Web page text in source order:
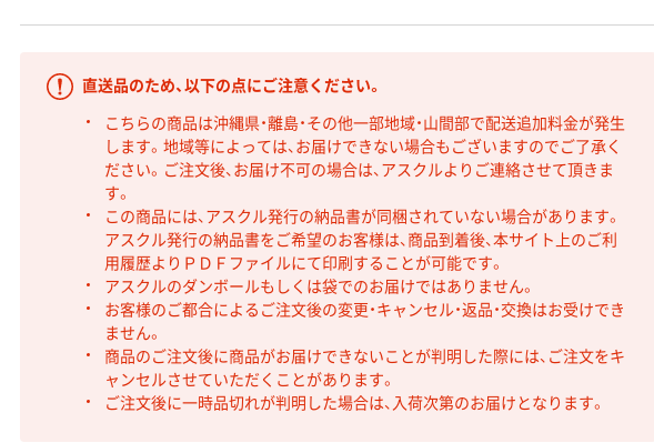
直送品のため、以下の点にご注意ください。
こちらの商品は沖縄県・離島・その他一部地域・山間部で配送追加料金が発生
します。地域等によっては、お届けできない場合もございますのでご了承く
ださい。ご注文後、お届け不可の場合は、アスクルよりご連絡させて頂きま
す。
この商品には、アスクル発行の納品書が同梱されていない場合があります。
アスクル発行の納品書をご希望のお客様は、商品到着後、本サイト上のご利
用履歴よりＰＤＦファイルにて印刷することが可能です。
アスクルのダンボールもしくは袋でのお届けではありません。
お客様のご都合によるご注文後の変更・キャンセル・返品・交換はお受けでき
ません。
商品のご注文後に商品がお届けできないことが判明した際には、ご注文をキ
ャンセルさせていただくことがあります。
ご注文後に一時品切れが判明した場合は、入荷次第のお届けとなります。